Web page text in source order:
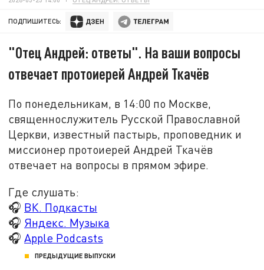
ПОДПИШИТЕСЬ:
"Отец Андрей: ответы". На ваши вопросы
отвечает протоиерей Андрей Ткачёв
По понедельникам, в 14:00 по Москве,
священнослужитель Русской Православной
Церкви, известный пастырь, проповедник и
миссионер протоиерей Андрей Ткачёв
отвечает на вопросы в прямом эфире.
Где слушать:
🎧 ВК. Подкасты
🎧 Яндекс. Музыка
🎧 Apple Podcasts
ПРЕДЫДУЩИЕ ВЫПУСКИ